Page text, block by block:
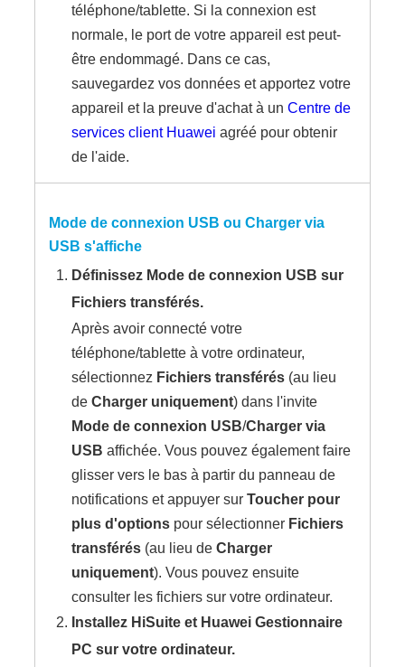
téléphone/tablette. Si la connexion est
normale, le port de votre appareil est peut-
être endommagé. Dans ce cas,
sauvegardez vos données et apportez votre
appareil et la preuve d'achat à unCentre de
services client Huawei agréé pour obtenir
de l'aide.
Mode de connexion USB ou Charger via
USB s'affiche
Définissez Mode de connexion USB sur
Fichiers transférés.
Après avoir connecté votre
téléphone/tablette à votre ordinateur,
sélectionnez Fichiers transférés (au lieu
deCharger uniquement) dans l'invite
Mode de connexion USB/Charger via
USB affichée. Vous pouvez également faire
glisser vers le bas à partir du panneau de
notifications et appuyer surToucher pour
plus d'options pour sélectionner Fichiers
transférés (au lieu deCharger
uniquement). Vous pouvez ensuite
consulter les fichiers sur votre ordinateur.
Installez HiSuite et Huawei Gestionnaire
PC sur votre ordinateur.